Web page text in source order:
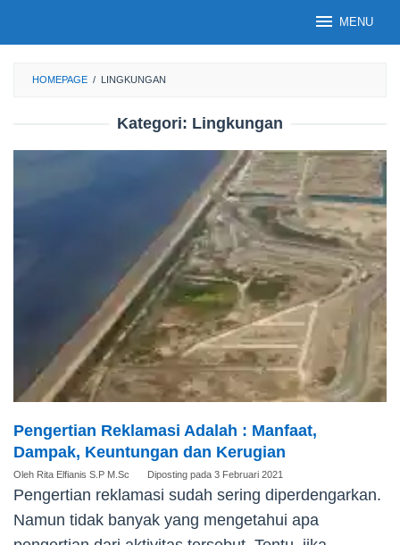
MENU
HOMEPAGE / LINGKUNGAN
Kategori: Lingkungan
Pengertian Reklamasi Adalah : Manfaat,
Dampak, Keuntungan dan Kerugian
Oleh Rita Elfianis S.P M.Sc Diposting pada 3 Februari 2021
Pengertian reklamasi sudah sering diperdengarkan.
Namun tidak banyak yang mengetahui apa